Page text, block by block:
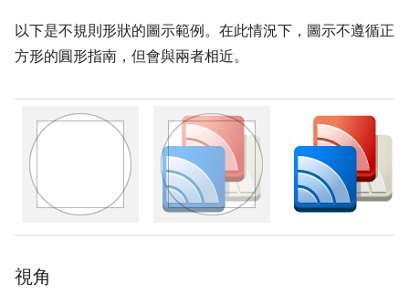
以下是不規則形狀的圖示範例。在此情況下，圖示不遵循正
方形的圓形指南，但會與兩者相近。
視角